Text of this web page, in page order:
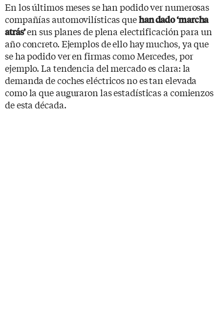
En los últimos meses se han podido ver numerosas
compañías automovilísticas quehan dado ‘marcha
atrás’en sus planes de plena electrificación para un
año concreto. Ejemplos de ello hay muchos, ya que
se ha podido ver en firmas como Mercedes, por
ejemplo. La tendencia del mercado es clara: la
demanda de coches eléctricos no es tan elevada
como la que auguraron las estadísticas a comienzos
de esta década.